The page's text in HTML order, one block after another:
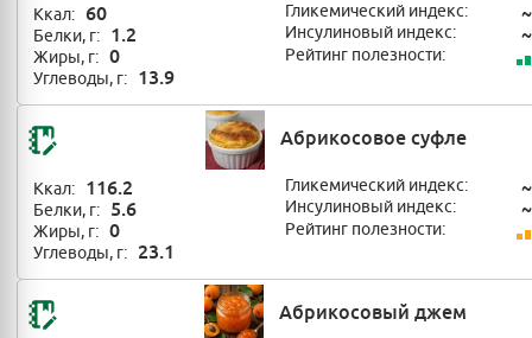
Ккал: 60
Белки, г: 1.2
Жиры, г: 0
Углеводы, г: 13.9
Гликемический индекс: ~
Инсулиновый индекс: ~
Рейтинг полезности:
Абрикосовое суфле
Ккал: 116.2
Белки, г: 5.6
Жиры, г: 0
Углеводы, г: 23.1
Гликемический индекс: ~
Инсулиновый индекс: ~
Рейтинг полезности:
Абрикосовый джем